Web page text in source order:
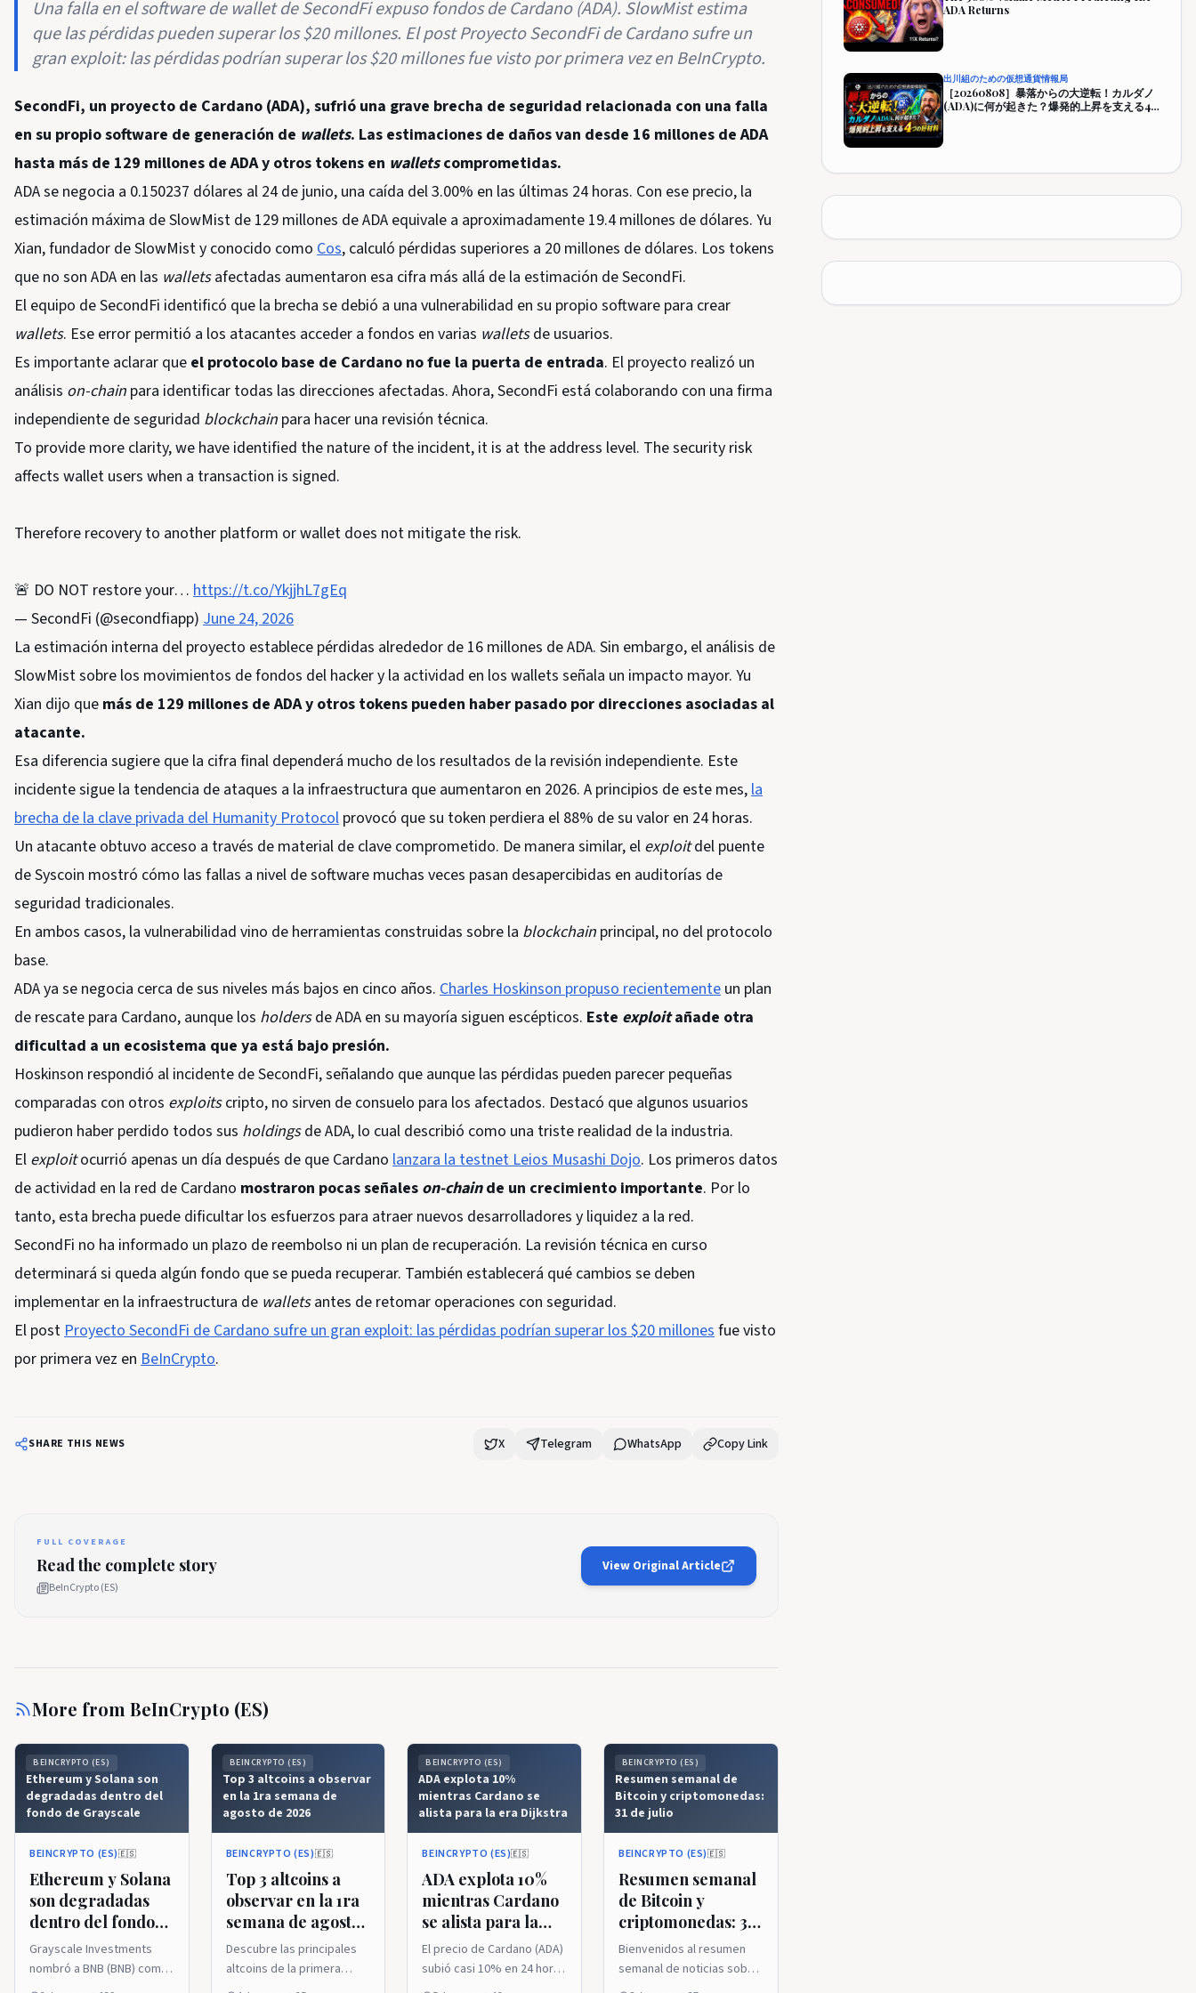
Una falla en el software de wallet de SecondFi expuso fondos de Cardano (ADA). SlowMist estima
que las pérdidas pueden superar los $20 millones. El post Proyecto SecondFi de Cardano sufre un
gran exploit: las pérdidas podrían superar los $20 millones fue visto por primera vez en BeInCrypto.
SecondFi, un proyecto de Cardano (ADA), sufrió una grave brecha de seguridad relacionada con una falla
en su propio software de generación de wallets. Las estimaciones de daños van desde 16 millones de ADA
hasta más de 129 millones de ADA y otros tokens en walletscomprometidas.
ADA se negocia a 0.150237 dólares al 24 de junio, una caída del 3.00% en las últimas 24 horas. Con ese precio, la
estimación máxima de SlowMist de 129 millones de ADA equivale a aproximadamente 19.4 millones de dólares. Yu
Xian, fundador de SlowMist y conocido como Cos, calculó pérdidas superiores a 20 millones de dólares. Los tokens
que no son ADA en las walletsafectadas aumentaron esa cifra más allá de la estimación de SecondFi.
El equipo de SecondFi identificó que la brecha se debió a una vulnerabilidad en su propio software para crear
wallets. Ese error permitió a los atacantes acceder a fondos en varias walletsde usuarios.
Es importante aclarar que el protocolo base de Cardano no fue la puerta de entrada. El proyecto realizó un
análisis on-chain para identificar todas las direcciones afectadas. Ahora, SecondFi está colaborando con una firma
independiente de seguridad blockchain para hacer una revisión técnica.
To provide more clarity, we have identified the nature of the incident, it is at the address level. The security risk
affects wallet users when a transaction is signed.
Therefore recovery to another platform or wallet does not mitigate the risk.
🚨 DO NOT restore your… https://t.co/YkjjhL7gEq
— SecondFi (@secondfiapp) June 24, 2026
La estimación interna del proyecto establece pérdidas alrededor de 16 millones de ADA. Sin embargo, el análisis de
SlowMist sobre los movimientos de fondos del hacker y la actividad en los wallets señala un impacto mayor. Yu
Xian dijo que más de 129 millones de ADA y otros tokens pueden haber pasado por direcciones asociadas al
atacante.
Esa diferencia sugiere que la cifra final dependerá mucho de los resultados de la revisión independiente. Este
incidente sigue la tendencia de ataques a la infraestructura que aumentaron en 2026. A principios de este mes,la
brecha de la clave privada del Humanity Protocol provocó que su token perdiera el 88% de su valor en 24 horas.
Un atacante obtuvo acceso a través de material de clave comprometido. De manera similar, el exploitdel puente
de Syscoin mostró cómo las fallas a nivel de software muchas veces pasan desapercibidas en auditorías de
seguridad tradicionales.
En ambos casos, la vulnerabilidad vino de herramientas construidas sobre la blockchain principal, no del protocolo
base.
ADA ya se negocia cerca de sus niveles más bajos en cinco años. Charles Hoskinson propuso recientemente un plan
de rescate para Cardano, aunque los holdersde ADA en su mayoría siguen escépticos. Este exploitañade otra
dificultad a un ecosistema que ya está bajo presión.
Hoskinson respondió al incidente de SecondFi, señalando que aunque las pérdidas pueden parecer pequeñas
comparadas con otros exploitscripto, no sirven de consuelo para los afectados. Destacó que algunos usuarios
pudieron haber perdido todos sus holdingsde ADA, lo cual describió como una triste realidad de la industria.
El exploitocurrió apenas un día después de que Cardano lanzara la testnet Leios Musashi Dojo. Los primeros datos
de actividad en la red de Cardano mostraron pocas señales on-chainde un crecimiento importante. Por lo
tanto, esta brecha puede dificultar los esfuerzos para atraer nuevos desarrolladores y liquidez a la red.
SecondFi no ha informado un plazo de reembolso ni un plan de recuperación. La revisión técnica en curso
determinará si queda algún fondo que se pueda recuperar. También establecerá qué cambios se deben
implementar en la infraestructura de walletsantes de retomar operaciones con seguridad.
El postProyecto SecondFi de Cardano sufre un gran exploit: las pérdidas podrían superar los $20 millonesfue visto
por primera vez en BeInCrypto.
SHARE THIS NEWS X Telegram WhatsApp Copy Link
FULL COVERAGE
Read the complete story
BeInCrypto (ES)
View Original Article
More from BeInCrypto (ES)
BEINCRYPTO (ES)
Ethereum y Solana son
degradadas dentro del
fondo de Grayscale
BEINCRYPTO (ES)🇪🇸
Ethereum y Solana
son degradadas
dentro del fondo
de Grayscale
Grayscale Investments
nombró a BNB (BNB) como
la mayor posición en su
BEINCRYPTO (ES)
Top 3 altcoins a observar
en la 1ra semana de
agosto de 2026
BEINCRYPTO (ES)🇪🇸
Top 3 altcoins a
observar en la 1ra
semana de agosto
de 2026
Descubre las principales
altcoins de la primera
semana de agosto de
BEINCRYPTO (ES)
ADA explota 10%
mientras Cardano se
alista para la era Dijkstra
BEINCRYPTO (ES)🇪🇸
ADA explota 10%
mientras Cardano
se alista para la
era Dijkstra
El precio de Cardano (ADA)
subió casi 10% en 24 horas
hasta alrededor de 0.189
BEINCRYPTO (ES)
Resumen semanal de
Bitcoin y criptomonedas:
31 de julio
BEINCRYPTO (ES)🇪🇸
Resumen semanal
de Bitcoin y
criptomonedas: 31
de julio
Bienvenidos al resumen
semanal de noticias sobre
Bitcoin y criptomonedas
ADA Returns
出川組のための仮想通貨情報局
［20260808］暴落からの大逆転！カルダノ
(ADA)に何が起きた？爆発的上昇を支える4